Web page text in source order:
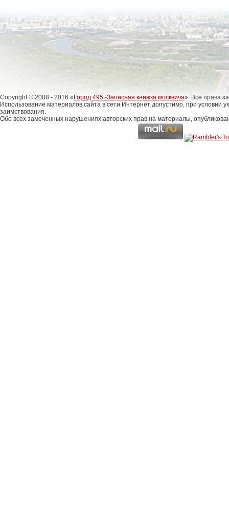
Copyright © 2008 - 2016 « Город 495 -Записная книжка москвича». Все права
Использование материалов сайта в сети Интернет допустимо, при условии
заимствования.
Обо всех замеченных нарушениях авторских прав на материалы,